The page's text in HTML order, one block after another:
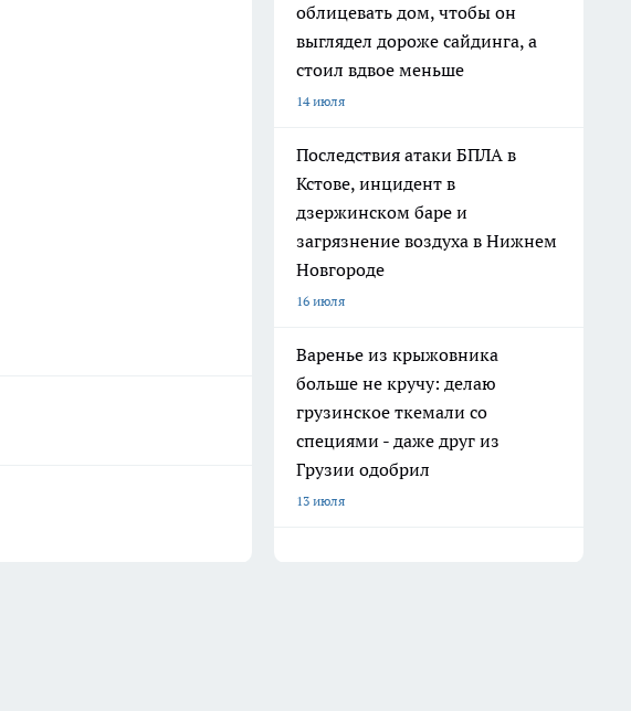
облицевать дом, чтобы он
выглядел дороже сайдинга, а
стоил вдвое меньше
14 июля
Последствия атаки БПЛА в
Кстове, инцидент в
дзержинском баре и
загрязнение воздуха в Нижнем
Новгороде
16 июля
Варенье из крыжовника
больше не кручу: делаю
грузинское ткемали со
специями - даже друг из
Грузии одобрил
13 июля